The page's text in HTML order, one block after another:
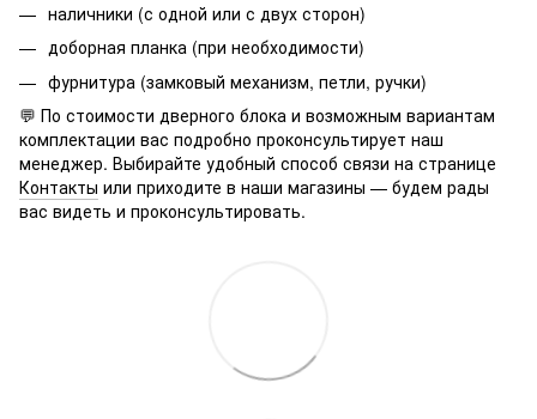
наличники (с одной или с двух сторон)
доборная планка (при необходимости)
фурнитура (замковый механизм, петли, ручки)
💬 По стоимости дверного блока и возможным вариантам
комплектации вас подробно проконсультирует наш
менеджер. Выбирайте удобный способ связи на странице
Контакты или приходите в наши магазины — будем рады
вас видеть и проконсультировать.